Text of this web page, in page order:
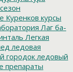
Куренков курсы
Лаг ба-
Легкая
ледовая
городок ледовый
препараты